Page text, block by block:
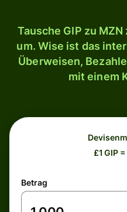
Tausche GIP zu
um. Wise ist das
Überweisen,
mit einem
£1 GIP
Betrag